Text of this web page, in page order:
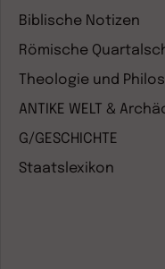
Biblische Notizen
Römische
Theologie und
ANTIKE WELT &
G/GESCHICHTE
Staatslexikon